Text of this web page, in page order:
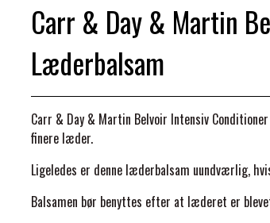
Carr & Day & Martin
Læderbalsam
Carr & Day & Martin Belvoir Intensiv
finere læder.
Ligeledes er denne læderbalsam uundværlig,
Balsamen bør benyttes efter at læderet er